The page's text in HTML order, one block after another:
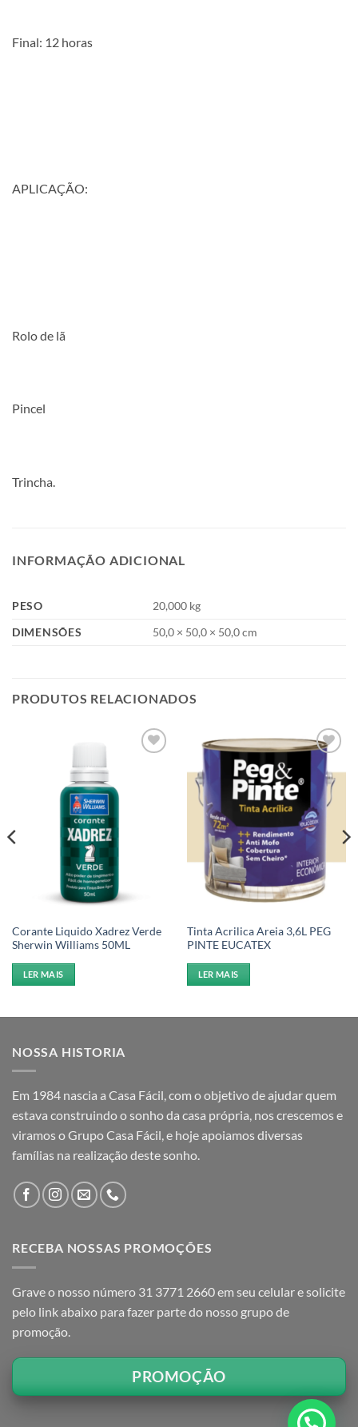
Final: 12 horas
APLICAÇÃO:
Rolo de lã
Pincel
Trincha.
INFORMAÇÃO ADICIONAL
PESO
20,000 kg
DIMENSÕES
50,0 × 50,0 × 50,0 cm
PRODUTOS RELACIONADOS
Corante Liquido Xadrez Verde
Sherwin Williams 50ML
LER MAIS
Add to
wishlist
Tinta Acrilica Areia 3,6L PEG
PINTE EUCATEX
LER MAIS
NOSSA HISTORIA
Em 1984 nascia a Casa Fácil, com o objetivo de ajudar quem
estava construindo o sonho da casa própria, nos crescemos e
viramos o Grupo Casa Fácil, e hoje apoiamos diversas
famílias na realização deste sonho.
RECEBA NOSSAS PROMOÇÕES
Grave o nosso número 31 3771 2660 em seu celular e solicite
pelo link abaixo para fazer parte do nosso grupo de
promoção.
PROMOÇÃO